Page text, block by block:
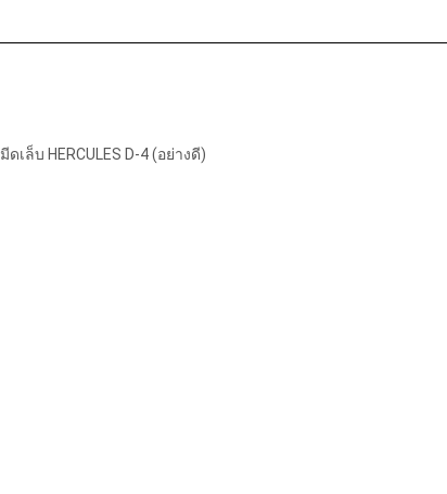
มีดเล็บ HERCULES D-4 (อย่างดี)